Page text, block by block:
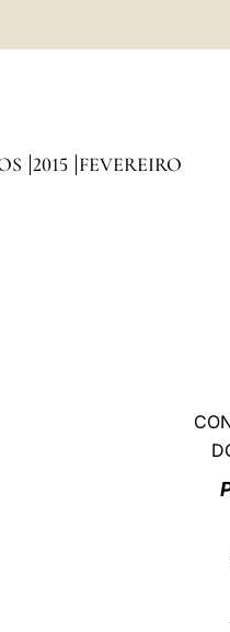
2015 FEVEREIRO